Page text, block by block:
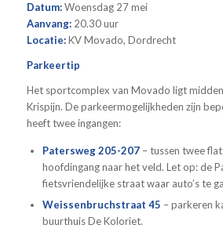
Datum:Woensdag 27 mei
Aanvang:20.30 uur
Locatie:KV Movado, Dordrecht
Parkeertip
Het sportcomplex van Movado ligt
Krispijn. De parkeermogelijkheden zijn
heeft twee ingangen:
Patersweg 205-207– tussen twee
hoofdingang naar het veld. Let op: de
fietsvriendelijke straat waar auto’s te
Weissenbruchstraat 45 – parkeren
buurthuis De Koloriet.